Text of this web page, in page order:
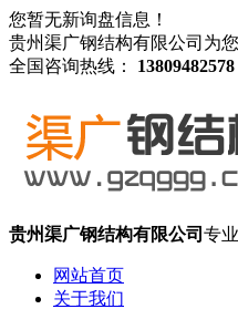
您暂无新询盘信息！
贵州渠广钢结构有限公司为
全国咨询热线： 13809482578
贵州渠广钢结构有限公司 专
网站首页
关于我们